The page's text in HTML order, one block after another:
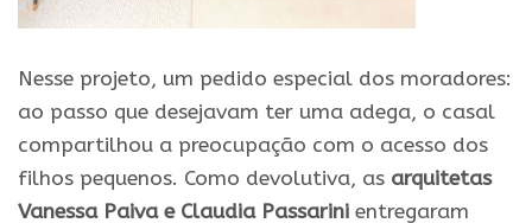
Nesse projeto, um pedido especial dos moradores:
ao passo que desejavam ter uma adega, o casal
compartilhou a preocupação com o acesso dos
filhos pequenos. Como devolutiva, as arquitetas
Vanessa Paiva e Claudia Passarini entregaram